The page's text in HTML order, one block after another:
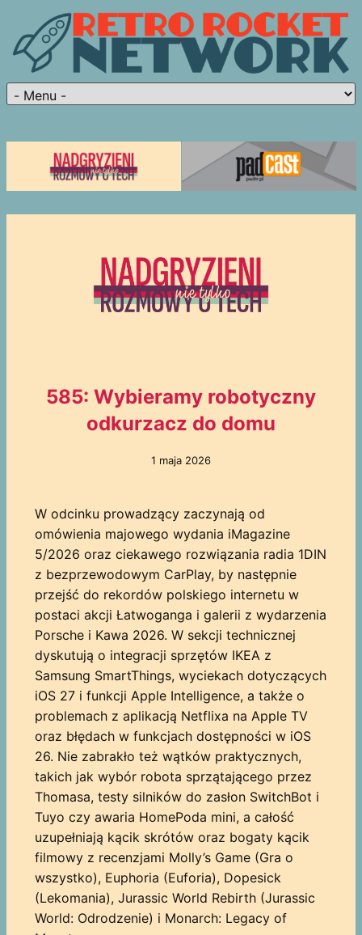
585: Wybieramy robotyczny
odkurzacz do domu
1 maja 2026
W odcinku prowadzący zaczynają od
omówienia majowego wydania iMagazine
5/2026 oraz ciekawego rozwiązania radia 1DIN
z bezprzewodowym CarPlay, by następnie
przejść do rekordów polskiego internetu w
postaci akcji Łatwoganga i galerii z wydarzenia
Porsche i Kawa 2026. W sekcji technicznej
dyskutują o integracji sprzętów IKEA z
Samsung SmartThings, wyciekach dotyczących
iOS 27 i funkcji Apple Intelligence, a także o
problemach z aplikacją Netflixa na Apple TV
oraz błędach w funkcjach dostępności w iOS
26. Nie zabrakło też wątków praktycznych,
takich jak wybór robota sprzątającego przez
Thomasa, testy silników do zasłon SwitchBot i
Tuyo czy awaria HomePoda mini, a całość
uzupełniają kącik skrótów oraz bogaty kącik
filmowy z recenzjami Molly’s Game (Gra o
wszystko), Euphoria (Euforia), Dopesick
(Lekomania), Jurassic World Rebirth (Jurassic
World: Odrodzenie) i Monarch: Legacy of